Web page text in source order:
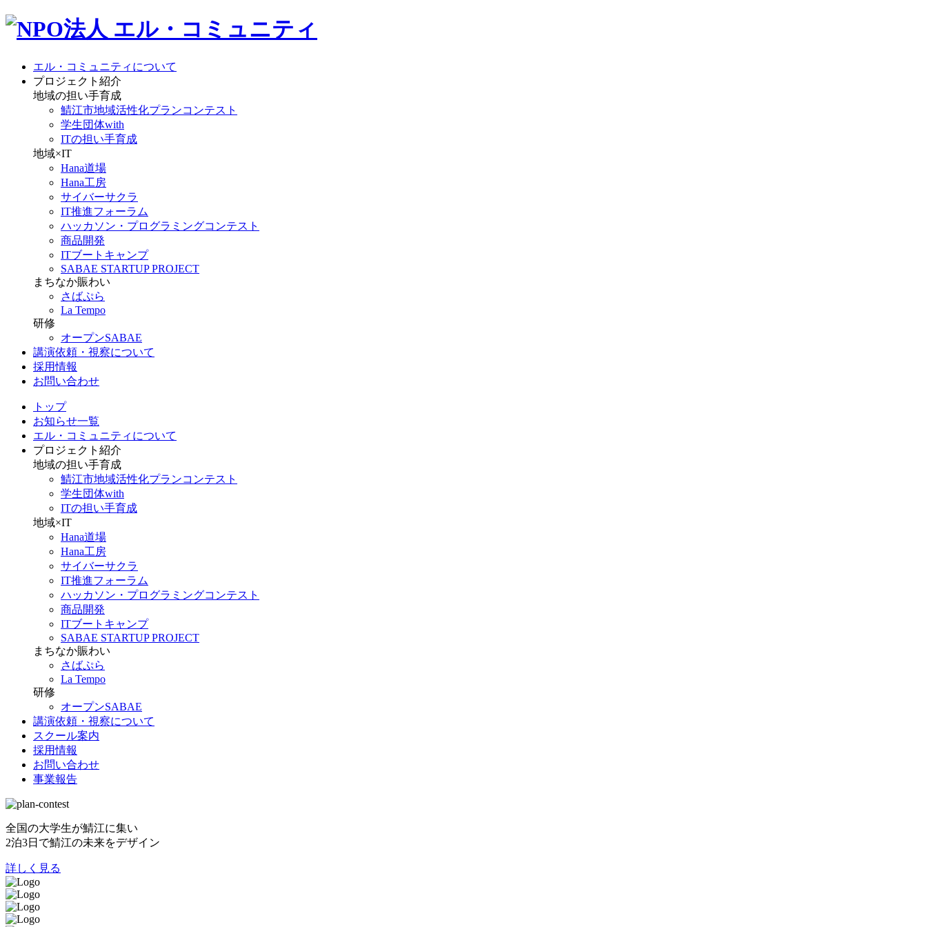
エル・コミュニティについて
プロジェクト紹介
地域の担い手育成
鯖江市地域活性化プランコンテスト
学生団体with
ITの担い手育成
地域×IT
Hana道場
Hana工房
サイバーサクラ
IT推進フォーラム
ハッカソン・プログラミングコンテスト
商品開発
ITブートキャンプ
SABAE STARTUP PROJECT
まちなか賑わい
さばぷら
La Tempo
研修
オープンSABAE
講演依頼・視察について
採用情報
お問い合わせ
トップ
お知らせ一覧
エル・コミュニティについて
プロジェクト紹介
地域の担い手育成
鯖江市地域活性化プランコンテスト
学生団体with
ITの担い手育成
地域×IT
Hana道場
Hana工房
サイバーサクラ
IT推進フォーラム
ハッカソン・プログラミングコンテスト
商品開発
ITブートキャンプ
SABAE STARTUP PROJECT
まちなか賑わい
さばぷら
La Tempo
研修
オープンSABAE
講演依頼・視察について
スクール案内
採用情報
お問い合わせ
事業報告
全国の大学生が鯖江に集い
2泊3日で鯖江の未来をデザイン
詳しく見る